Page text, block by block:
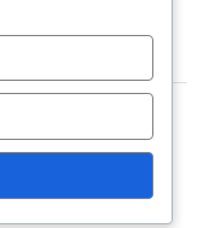
Varastointi,
Keitä olemme